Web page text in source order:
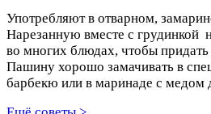
Употребляют в отварном,
Нарезанную вместе с грудинкой
во многих блюдах, чтобы
Пашину хорошо замачивать в
барбекю или в маринаде с медом